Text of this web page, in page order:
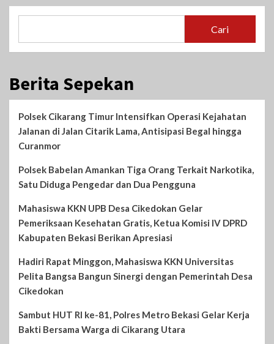
Cari
Berita Sepekan
Polsek Cikarang Timur Intensifkan Operasi Kejahatan
Jalanan di Jalan Citarik Lama, Antisipasi Begal hingga
Curanmor
Polsek Babelan Amankan Tiga Orang Terkait Narkotika,
Satu Diduga Pengedar dan Dua Pengguna
Mahasiswa KKN UPB Desa Cikedokan Gelar
Pemeriksaan Kesehatan Gratis, Ketua Komisi IV DPRD
Kabupaten Bekasi Berikan Apresiasi
Hadiri Rapat Minggon, Mahasiswa KKN Universitas
Pelita Bangsa Bangun Sinergi dengan Pemerintah Desa
Cikedokan
Sambut HUT RI ke-81, Polres Metro Bekasi Gelar Kerja
Bakti Bersama Warga di Cikarang Utara